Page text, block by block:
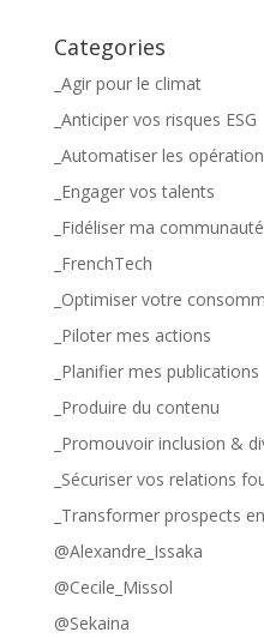
Categories
_Agir pour le climat
_Anticiper vos risques ESG
_Automatiser les
_Engager vos talents
_Fidéliser ma communauté
_FrenchTech
_Optimiser votre
_Piloter mes actions
_Planifier mes publications
_Produire du contenu
_Promouvoir inclusion &
_Sécuriser vos relations
_Transformer prospects
@Alexandre_Issaka
@Cecile_Missol
@Sekaina